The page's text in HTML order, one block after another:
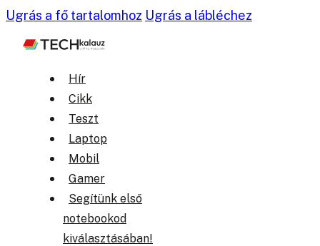
Ugrás a fő tartalomhoz Ugrás a lábléchez
Hír
Cikk
Teszt
Laptop
Mobil
Gamer
Segítünk első
notebookod
kiválasztásában!